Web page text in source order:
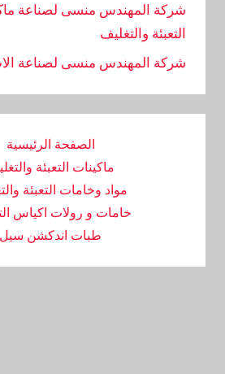
شركة المهندس منسى لصناعة
التعبئة والتغليف
‏شركة المهندس منسى لصناعة
الصفحة الرئيسية
ماكينات التعبئة
مواد وخامات التعبئة
خامات و رولات اكياس
طبات اندكشن سيل